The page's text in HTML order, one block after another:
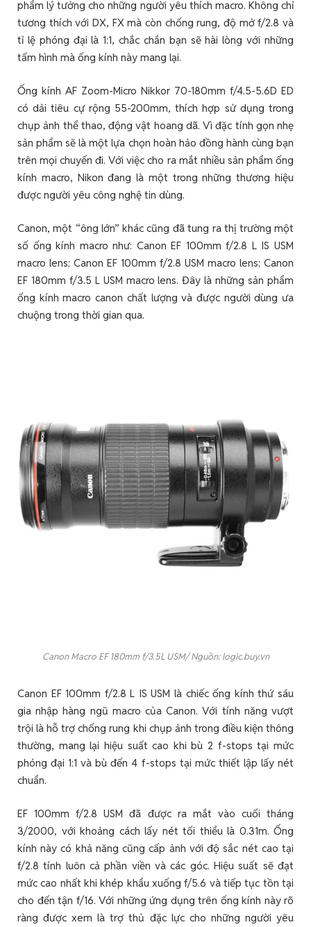
phẩm lý tưởng cho những người yêu thích macro. Không chỉ
tương thích với DX, FX mà còn chống rung, độ mở f/2.8 và
tỉ lệ phóng đại là 1:1, chắc chắn bạn sẽ hài lòng với những
tấm hình mà ống kính này mang lại.
Ống kính AF Zoom-Micro Nikkor 70-180mm f/4.5-5.6D ED
có dải tiêu cự rộng 55-200mm, thích hợp sử dụng trong
chụp ảnh thể thao, động vật hoang dã. Vì đặc tính gọn nhẹ
sản phẩm sẽ là một lựa chọn hoàn hảo đồng hành cùng bạn
trên mọi chuyến đi. Với việc cho ra mắt nhiều sản phẩm ống
kính macro, Nikon đang là một trong những thương hiệu
được người yêu công nghệ tin dùng.
Canon, một “ông lớn” khác cũng đã tung ra thị trường một
số ống kính macro như: Canon EF 100mm f/2.8 L IS USM
macro lens; Canon EF 100mm f/2.8 USM macro lens; Canon
EF 180mm f/3.5 L USM macro lens. Đây là những sản phẩm
ống kính macro canon chất lượng và được người dùng ưa
chuộng trong thời gian qua.
Canon Macro EF 180mm f/3.5L USM/ Nguồn: logic.buy.vn
Canon EF 100mm f/2.8 L IS USM là chiếc ống kính thứ sáu
gia nhập hàng ngũ macro của Canon. Với tính năng vượt
trội là hỗ trợ chống rung khi chụp ảnh trong điều kiện thông
thường, mang lại hiệu suất cao khi bù 2 f-stops tại mức
phóng đại 1:1 và bù đến 4 f-stops tại mức thiết lập lấy nét
chuẩn.
EF 100mm f/2.8 USM đã được ra mắt vào cuối tháng
3/2000, với khoảng cách lấy nét tối thiểu là 0.31m. Ống
kính này có khả năng cũng cấp ảnh với độ sắc nét cao tại
f/2.8 tính luôn cả phần viền và các góc. Hiệu suất sẽ đạt
mức cao nhất khi khép khẩu xuống f/5.6 và tiếp tục tồn tại
cho đến tận f/16. Với những ứng dụng trên ống kính này rõ
ràng được xem là trợ thủ đặc lực cho những người yêu